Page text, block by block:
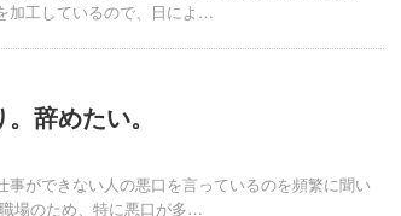
加工しているので、日によ…
辞めたい。
ができない人の悪口を言っているのを頻繁に聞い
場のため、特に悪口が多…